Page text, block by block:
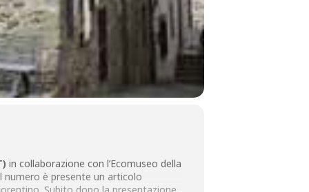
in collaborazione con l’Ecomuseo della
numero è presente un articolo